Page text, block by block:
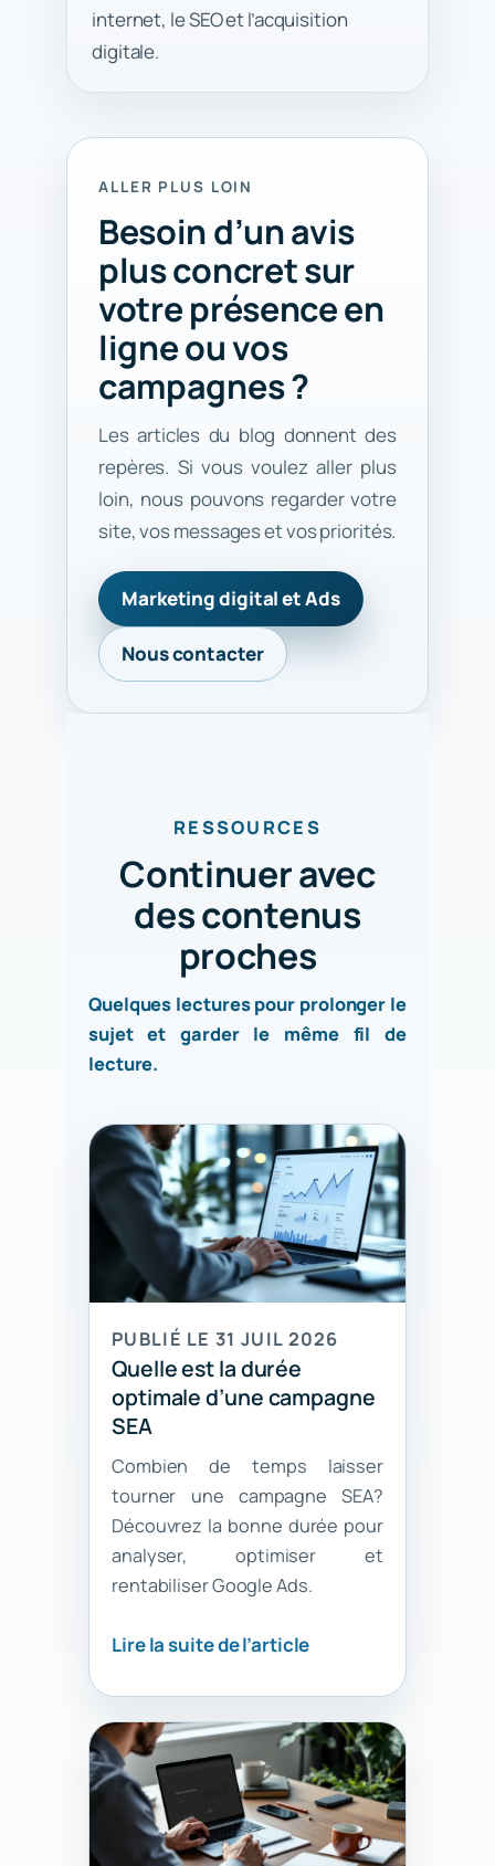
internet, le SEO et l’acquisition
digitale.
ALLER PLUS LOIN
Besoin d’un avis
plus concret sur
votre présence en
ligne ou vos
campagnes ?
Les articles du blog donnent des
repères. Si vous voulez aller plus
loin, nous pouvons regarder votre
site, vos messages et vos priorités.
Marketing digital et Ads
Nous contacter
RESSOURCES
Continuer avec
des contenus
proches
Quelques lectures pour prolonger le
sujet et garder le même fil de
lecture.
PUBLIÉ LE 31 JUIL 2026
Quelle est la durée
optimale d’une campagne
SEA
Combien de temps laisser
tourner une campagne SEA?
Découvrez la bonne durée pour
analyser, optimiser et
rentabiliser Google Ads.
Lire la suite de l’article